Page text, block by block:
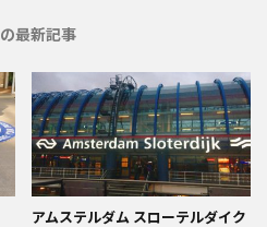
の最新記事
アムステルダム スローテルダイク